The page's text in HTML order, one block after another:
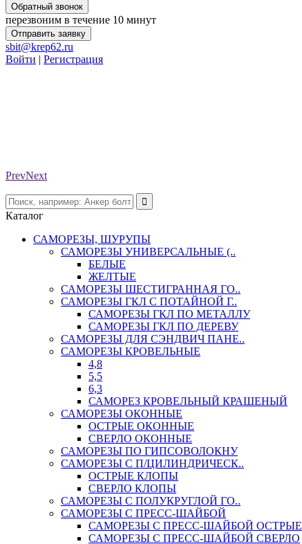
Обратный звонок
перезвоним в течение 10 минут
Отправить заявку
sbit@krep62.ru
Войти | Регистрация
PrevNext
Каталог
САМОРЕЗЫ, ШУРУПЫ
САМОРЕЗЫ УНИВЕРСАЛЬНЫЕ (..
БЕЛЫЕ
ЖЕЛТЫЕ
САМОРЕЗЫ ШЕСТИГРАННАЯ ГО..
САМОРЕЗЫ ГКЛ С ПОТАЙНОЙ Г..
САМОРЕЗЫ ГКЛ ПО МЕТАЛЛУ
САМОРЕЗЫ ГКЛ ПО ДЕРЕВУ
САМОРЕЗЫ ДЛЯ СЭНДВИЧ ПАНЕ..
САМОРЕЗЫ КРОВЕЛЬНЫЕ
4,8
5,5
6,3
САМОРЕЗ КРОВЕЛЬНЫЙ КРАШЕНЫЙ
САМОРЕЗЫ ОКОННЫЕ
ОСТРЫЕ ОКОННЫЕ
СВЕРЛО ОКОННЫЕ
САМОРЕЗЫ ПО ГИПСОВОЛОКНУ
САМОРЕЗЫ С П/ЦИЛИНДРИЧЕСК..
ОСТРЫЕ КЛОПЫ
СВЕРЛО КЛОПЫ
САМОРЕЗЫ С ПОЛУКРУГЛОЙ ГО..
САМОРЕЗЫ С ПРЕСС-ШАЙБОЙ
САМОРЕЗЫ С ПРЕСС-ШАЙБОЙ ОСТРЫЕ
САМОРЕЗЫ С ПРЕСС-ШАЙБОЙ СВЕРЛО